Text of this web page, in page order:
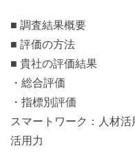
■ 調査結果概要
■ 評価の方法
■ 貴社の評価結果
・総合評価
・指標別評価
スマートワーク：人材
活用力